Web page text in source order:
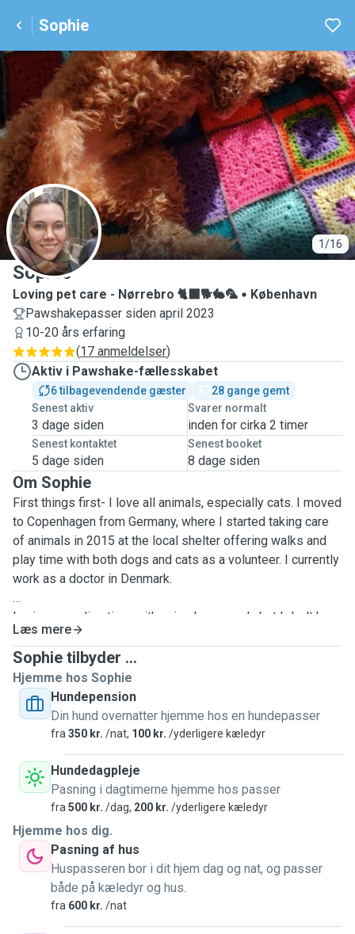
Sophie
1/16
S
Sophie
Loving pet care - Nørrebro 🐈‍⬛🐕🐇🦜
København
Pawshakepasser siden april 2023
10-20 års erfaring
(17 anmeldelser)
Aktiv i Pawshake-fællesskabet
6 tilbagevendende gæster
28 gange gemt
Senest aktiv
3 dage siden
Svarer normalt
inden for cirka 2 timer
Senest kontaktet
5 dage siden
Senest booket
8 dage siden
Om Sophie
First things first- I love all animals, especially cats. I moved
to Copenhagen from Germany, where I started taking care
of animals in 2015 at the local shelter offering walks and
play time with both dogs and cats as a volunteer. I currently
work as a doctor in Denmark.
I enjoy spending time with animals so much, but I don't have
the possibility due to my job to take care of a pet as they
would deserve it on a daily basis- that's why I like to offer
my services in my free time. And my roommate has an
allergy but that's another story.
The dogs are always happy when we go for a walk - also
full attention and love.
I've already looked after many dogs and cats in Germany -
for an evening, a weekend, even for several weeks - with
me or in their homes - almost anything is possible!
Some of the cats needed medication, which I was also able
to provide. Currently, I work from 8-15:30 and not on
Læs mere
Sophie tilbyder ...
Hjemme hos Sophie
Hundepension
Din hund overnatter hjemme hos en hundepasser
fra 350 kr. /nat, 100 kr. /yderligere kæledyr
Hundedagpleje
Pasning i dagtimerne hjemme hos passer
fra 500 kr. /dag, 200 kr. /yderligere kæledyr
Hjemme hos dig.
Pasning af hus
Huspasseren bor i dit hjem dag og nat, og passer
både på kæledyr og hus.
fra 600 kr. /nat